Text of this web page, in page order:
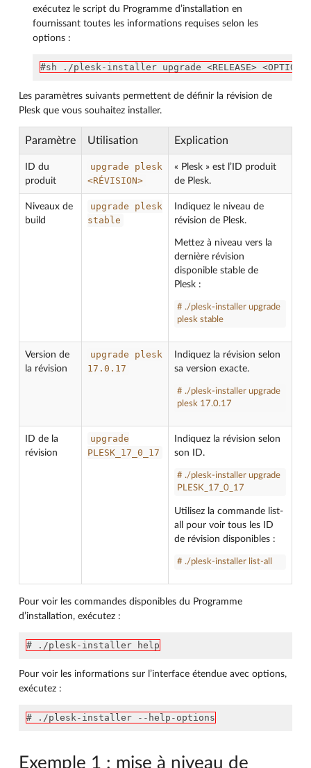
exécutez le script du Programme d’installation en
fournissant toutes les informations requises selon les
options :
#sh ./plesk-installer upgrade <RELEASE>
Les paramètres suivants permettent de définir la révision de
Plesk que vous souhaitez installer.
Paramètre Utilisation Explication
ID du
produit
upgrade
plesk
<RÉVISION>
« Plesk » est l’ID produit
de Plesk.
Niveaux de
build
upgrade
plesk
stable
Indiquez le niveau de
révision de Plesk.
Mettez à niveau vers la
dernière révision
disponible stable de
Plesk :
# ./plesk-installer upgrade
plesk stable
Version de
la révision
upgrade
plesk
17.0.17
Indiquez la révision selon
sa version exacte.
# ./plesk-installer upgrade
plesk 17.0.17
ID de la
révision
upgrade
PLESK_17_0_17
Indiquez la révision selon
son ID.
# ./plesk-installer upgrade
PLESK_17_0_17
Utilisez la commande list-
all pour voir tous les ID
de révision disponibles :
# ./plesk-installer list-all
Pour voir les commandes disponibles du Programme
d’installation, exécutez :
# ./plesk-installer help
Pour voir les informations sur l’interface étendue avec options,
exécutez :
# ./plesk-installer --help-options
Exemple 1 : mise à niveau de